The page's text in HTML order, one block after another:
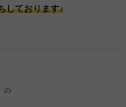
しております♪